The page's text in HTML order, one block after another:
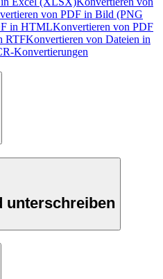
von PDF in Bild (PNG
in HTMLKonvertieren von PDF
RTFKonvertieren von Dateien in
Konvertierungen
unterschreiben